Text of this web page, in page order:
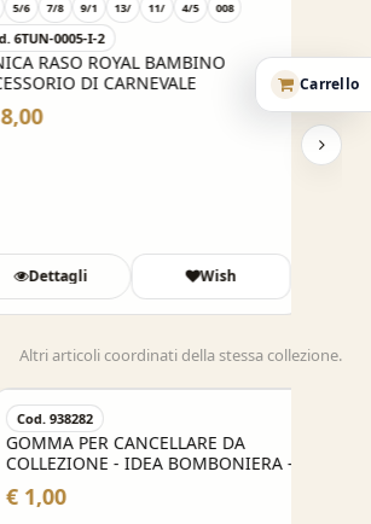
Carrello
5/6 7/8 9/1 13/ 11/ 4/5 008
6TUN-0005-I-2
RASO ROYAL BAMBINO
DI CARNEVALE
Dettagli Wish
Altri articoli coordinati della stessa collezione.
938282
PER CANCELLARE DA
- IDEA BOMBONIERA -
FESTA SCARPE SNEAKERS